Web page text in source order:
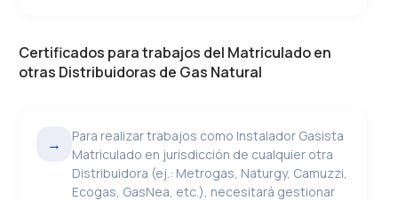
Certificados para trabajos del Matriculado en
otras Distribuidoras de Gas Natural
→
Para realizar trabajos como Instalador Gasista
Matriculado en jurisdicción de cualquier otra
Distribuidora (ej.: Metrogas, Naturgy, Camuzzi,
Ecogas, GasNea, etc.), necesitará gestionar